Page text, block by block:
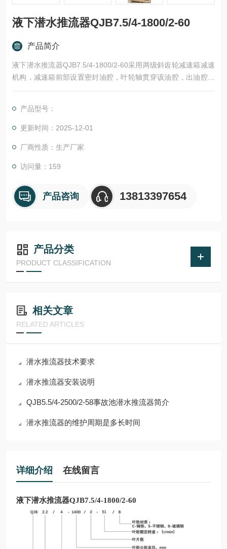
液下潜水推流器QJB7.5/4-1800/2-60
产品简介
液下潜水推流器QJB7.5/4-1800/2-60采用两级斜齿轮减速箱减速
机构，减速箱前部设置密封油腔，叶轮轴贯穿该油腔，出油腔部
位用机械密封进行密封。叶轮和叶轮轴之间采用键连接固定在轴
无论是正转还是偶尔发生反转都不会发生松动，电机轴与污水接
触部分（叶轮与机械密封之间）带轴套防护或其他有效防护措
产品型号：
更新时间：2025-12-01
厂商性质：生产厂家
访问量：159
产品咨询 13813397654
产品分类
PRODUCT CLASSIFICATION
相关文章
RELATED ARTICLES
潜水推流器技术要求
潜水推流器安装说明
QJB5.5/4-2500/2-58事故池潜水推流器简介
潜水推流器的维护周期是多长时间
详细介绍 在线留言
液下潜水推流器QJB7.5/4-1800/2-60